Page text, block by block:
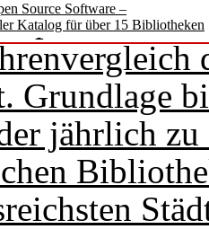
Source Software –
Katalog für über 15 Bibliotheken
Grundlage
jährlich